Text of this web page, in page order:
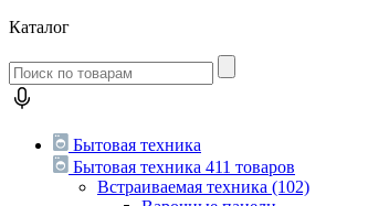
Каталог
Бытовая техника
Бытовая техника 411 товаров
Встраиваемая техника (102)